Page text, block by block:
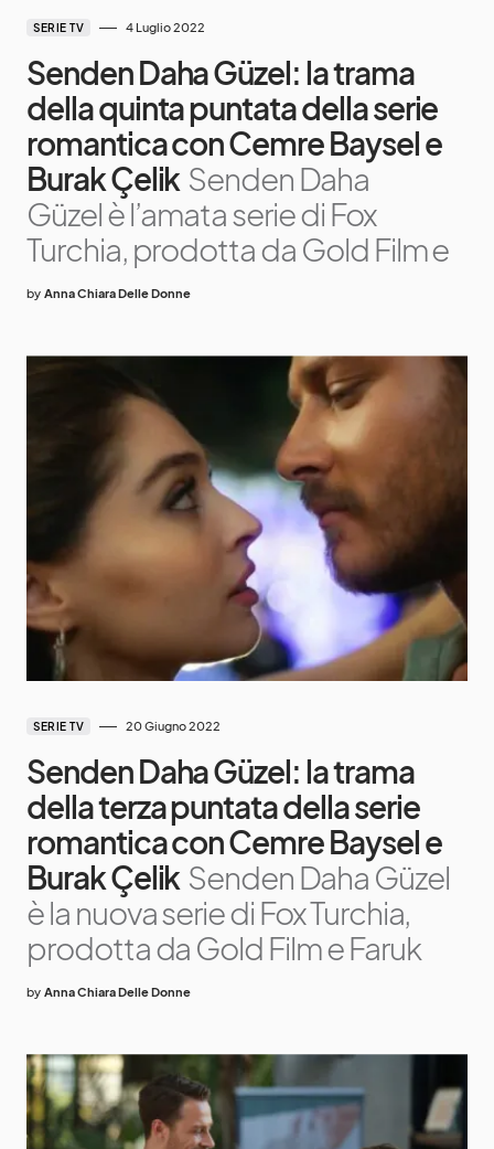
SERIE TV 4 Luglio 2022
Senden Daha Güzel: la trama
della quinta puntata della serie
romantica con Cemre Baysel e
Burak Çelik Senden Daha
Güzel è l’amata serie di Fox
Turchia, prodotta da Gold Film e
by Anna Chiara Delle Donne
SERIE TV 20 Giugno 2022
Senden Daha Güzel: la trama
della terza puntata della serie
romantica con Cemre Baysel e
Burak Çelik Senden Daha Güzel
è la nuova serie di Fox Turchia,
prodotta da Gold Film e Faruk
by Anna Chiara Delle Donne